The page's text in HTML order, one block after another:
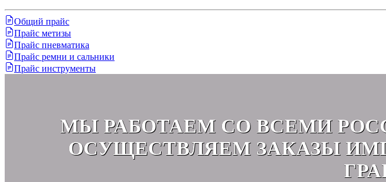
Общий прайс
Прайс метизы
Прайс пневматика
Прайс ремни и сальники
Прайс инструменты
МЫ РАБОТАЕМ СО ВСЕМИ
ОСУЩЕСТВЛЯЕМ ЗАКАЗЫ